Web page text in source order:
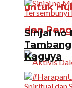
untuk
dan
Sinjai no
Kaguya